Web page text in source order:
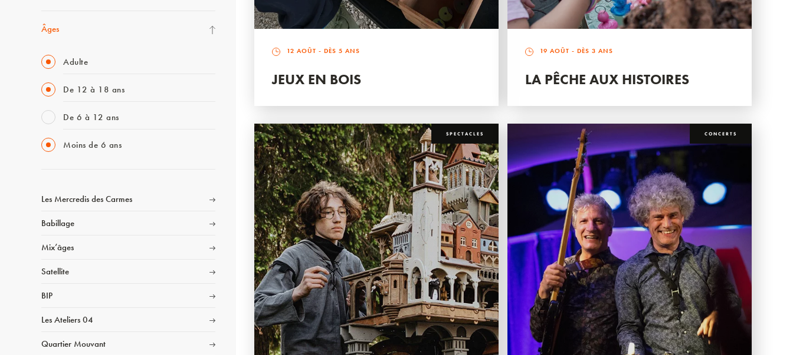
Âges
Adulte
De 12 à 18 ans
De 6 à 12 ans
Moins de 6 ans
Les Mercredis des Carmes
Babillage
Mix’âges
Satellite
BIP
Les Ateliers 04
Quartier Mouvant
12 AOÛT - DÈS 5 ANS
JEUX EN BOIS
19 AOÛT - DÈS 3 ANS
LA PÊCHE AUX HISTOIRES
SPECTACLES CONCERTS